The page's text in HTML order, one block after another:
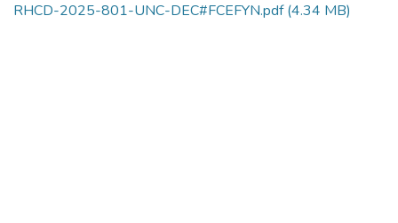
RHCD-2025-801-UNC-DEC#FCEFYN.pdf(4.34 MB)